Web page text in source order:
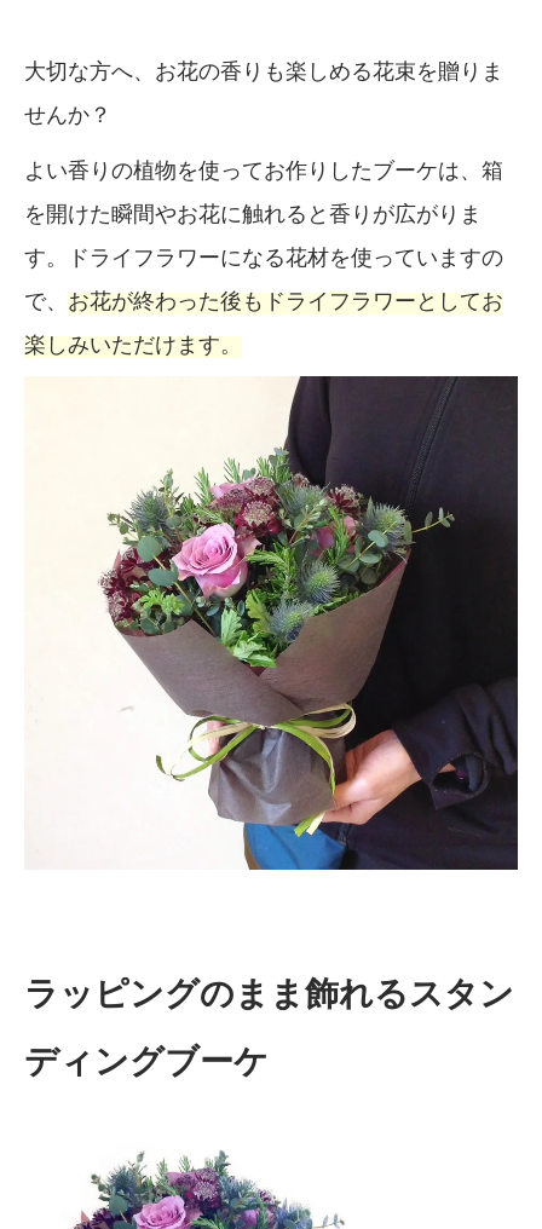
大切な方へ、お花の香りも楽しめる花束を贈りま
せんか？
よい香りの植物を使ってお作りしたブーケは、箱
を開けた瞬間やお花に触れると香りが広がりま
す。ドライフラワーになる花材を使っていますの
で、 お花が終わった後もドライフラワーとしてお
楽しみいただけます。
ラッピングのまま飾れるスタン
ディングブーケ